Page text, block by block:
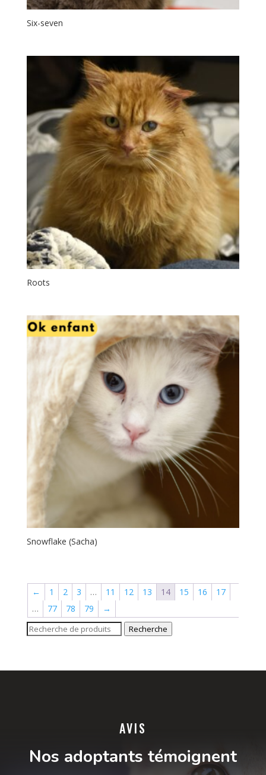
Six-seven
Roots
Snowflake (Sacha)
← 1 2 3 … 11 12 13 14 15 16
17
…
77 78 79
→
Recherche
Recherche
AVIS
Nos adoptants témoignent